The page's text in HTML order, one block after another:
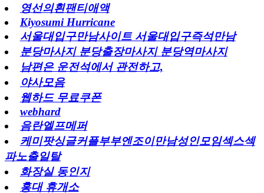
영선의흰팬티애액
Kiyosumi Hurricane
서울대입구만남사이트 서울대입구즉석만남
분당마사지 분당출장마사지 분당역마사지
남편은 운전석에서 관전하고,
야사모음
웹하드 무료쿠폰
webhard
음란엘프메퍼
케미팟싱글커플부부엔조이만남성인모임섹스섹
파노출일탈
화장실 동인지
홍대 휴개소